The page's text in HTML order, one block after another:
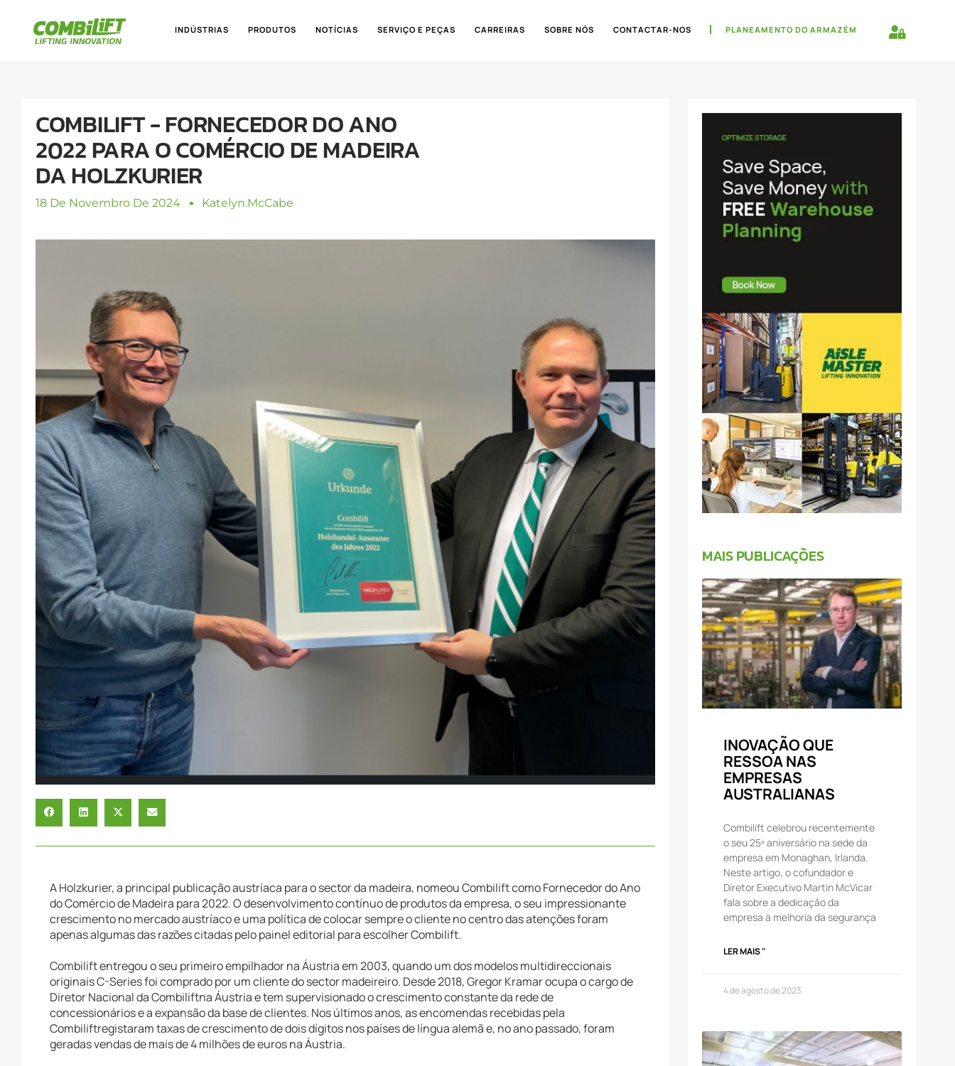
INDÚSTRIAS PRODUTOS NOTÍCIAS SERVIÇO E PEÇAS CARREIRAS SOBRE NÓS CONTACTAR-NOS PLANEAMENTO DO ARMAZÉM
COMBILIFT - FORNECEDOR DO ANO
2022 PARA O COMÉRCIO DE MADEIRA
DA HOLZKURIER
18 De Novembro De 2024 Katelyn.mcCabe
A Holzkurier, a principal publicação austríaca para o sector da madeira, nomeou Combilift como Fornecedor do Ano
do Comércio de Madeira para 2022. O desenvolvimento contínuo de produtos da empresa, o seu impressionante
crescimento no mercado austríaco e uma política de colocar sempre o cliente no centro das atenções foram
apenas algumas das razões citadas pelo painel editorial para escolher Combilift.
Combilift entregou o seu primeiro empilhador na Áustria em 2003, quando um dos modelos multidireccionais
originais C-Series foi comprado por um cliente do sector madeireiro. Desde 2018, Gregor Kramar ocupa o cargo de
Diretor Nacional da Combiliftna Áustria e tem supervisionado o crescimento constante da rede de
concessionários e a expansão da base de clientes. Nos últimos anos, as encomendas recebidas pela
Combiliftregistaram taxas de crescimento de dois dígitos nos países de língua alemã e, no ano passado, foram
geradas vendas de mais de 4 milhões de euros na Áustria.
MAIS PUBLICAÇÕES
INOVAÇÃO QUE
RESSOA NAS
EMPRESAS
AUSTRALIANAS
Combilift celebrou recentemente
o seu 25º aniversário na sede da
empresa em Monaghan, Irlanda.
Neste artigo, o cofundador e
Diretor Executivo Martin McVicar
fala sobre a dedicação da
empresa à melhoria da segurança
LER MAIS "
4 de agosto de 2023